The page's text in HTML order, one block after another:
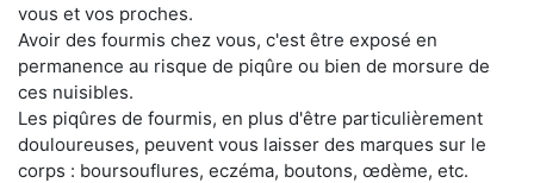
vous et vos proches.
Avoir des fourmis chez vous, c'est être exposé en
permanence au risque de piqûre ou bien de morsure de
ces nuisibles.
Les piqûres de fourmis, en plus d'être particulièrement
douloureuses, peuvent vous laisser des marques sur le
corps : boursouflures, eczéma, boutons, œdème, etc.